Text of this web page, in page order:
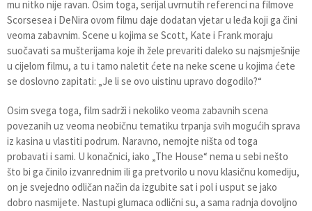
mu nitko nije ravan. Osim toga, serijal uvrnutih referenci na filmove
Scorsesea i DeNira ovom filmu daje dodatan vjetar u leđa koji ga čini
veoma zabavnim. Scene u kojima se Scott, Kate i Frank moraju
suočavati sa mušterijama koje ih žele prevariti daleko su najsmješnije
u cijelom filmu, a tu i tamo naletit ćete na neke scene u kojima ćete
se doslovno zapitati: „Je li se ovo uistinu upravo dogodilo?“
Osim svega toga, film sadrži i nekoliko veoma zabavnih scena
povezanih uz veoma neobičnu tematiku trpanja svih mogućih sprava
iz kasina u vlastiti podrum. Naravno, nemojte ništa od toga
probavati i sami. U konačnici, iako „The House“ nema u sebi nešto
što bi ga činilo izvanrednim ili ga pretvorilo u novu klasičnu komediju,
on je svejedno odličan način da izgubite sat i pol i usput se jako
dobro nasmijete. Nastupi glumaca odlični su, a sama radnja dovoljno